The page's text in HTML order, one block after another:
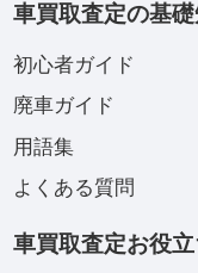
車買取査定の基
初心者ガイド
廃車ガイド
用語集
よくある質問
車買取査定お役